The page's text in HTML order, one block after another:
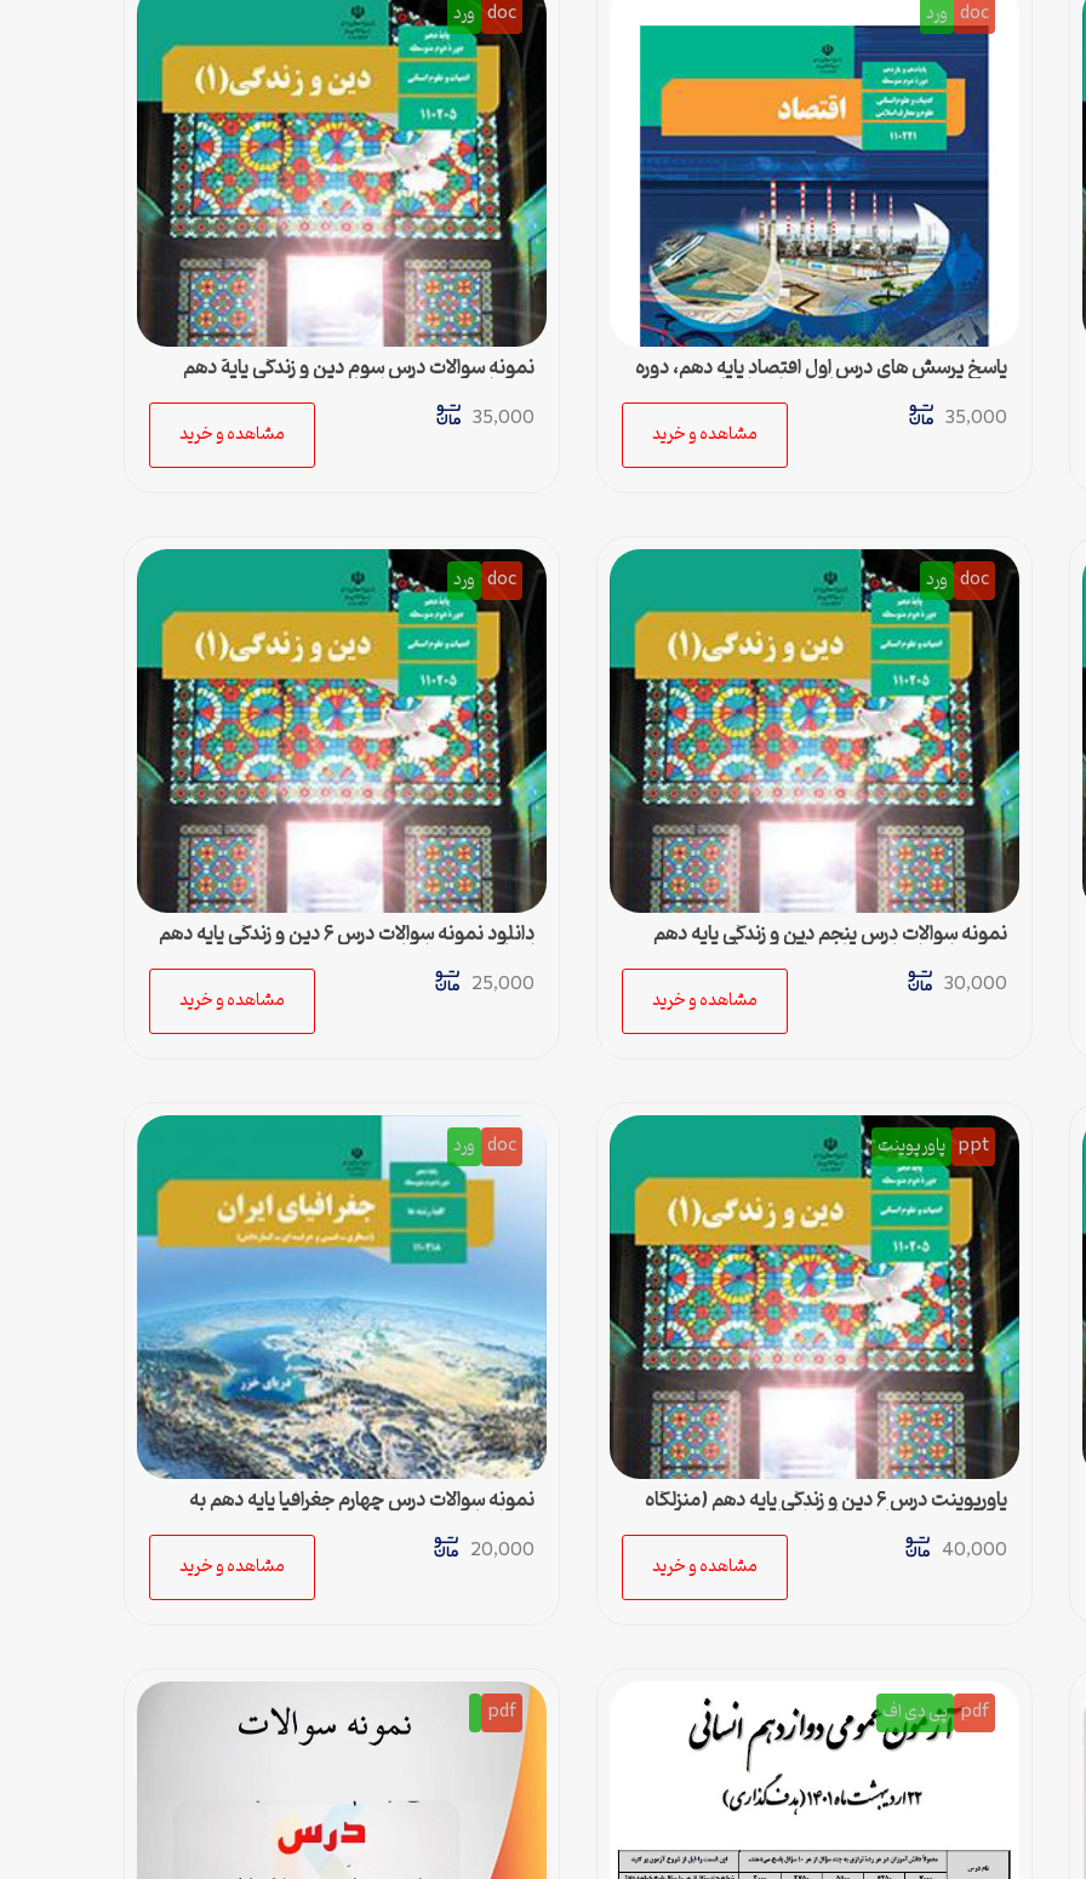
doc ورد
پاسخ پرسش های درس اول اقتصاد پایه دهم، دوره
دوم متوسطه رشته ادبیات و علوم انسانی
35,000
مشاهده و خرید
doc ورد
نمونه سوالات درس سوم دین و زندگی پایۀ دهم
رشته ادبیات و علوم انسانی + پاسخ
35,000
مشاهده و خرید
doc ورد
نمونه سوالات درس پنجم دین و زندگی پایه دهم
رشته علوم انسانی + پاسخ (فایل ورد)
30,000
مشاهده و خرید
doc ورد
دانلود نمونه سوالات درس ۶ دین و زندگی پایه دهم
انسانی به همراه پاسخ تشریحی
25,000
مشاهده و خرید
ppt پاورپوینت
پاورپوینت درس ۶ دین و زندگی پایه دهم (منزلگاه
بعد) – رشته ادبیات و علوم انسانی
40,000
مشاهده و خرید
doc ورد
نمونه سوالات درس چهارم جغرافیا پایه دهم به
همراه پاسخ
20,000
مشاهده و خرید
pdf پی دی اف pdf